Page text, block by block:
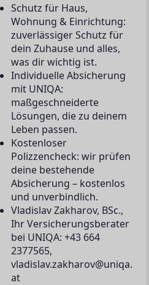
Schutz für Haus,
Wohnung & Einrichtung:
zuverlässiger Schutz für
dein Zuhause und alles,
was dir wichtig ist.
Individuelle Absicherung
mit UNIQA:
maßgeschneiderte
Lösungen, die zu deinem
Leben passen.
Kostenloser
Polizzencheck: wir prüfen
deine bestehende
Absicherung – kostenlos
und unverbindlich.
Vladislav Zakharov, BSc.,
Ihr Versicherungsberater
bei UNIQA: +43 664
2377565,
vladislav.zakharov@uniqa.
at